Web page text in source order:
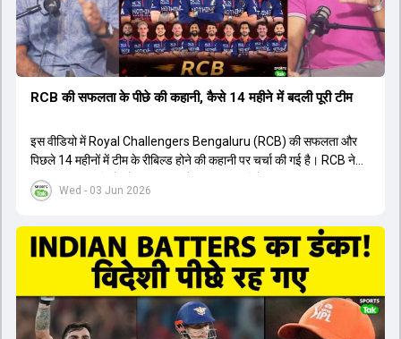
Wed - 03 Jun 2026
RCB की सफलता के पीछे की कहानी, कैसे 14 महीने में बदली पूरी टीम
इस वीडियो में Royal Challengers Bengaluru (RCB) की सफलता और
पिछले 14 महीनों में टीम के रीबिल्ड होने की कहानी पर चर्चा की गई है। RCB ने
अपनी पुरानी गलतियों को स्वीकार करते हुए एक नया रिसेट बटन दबाया। टीम
मैनेजमेंट में Mo Bobat, Andy Flower, Dinesh Karthik और एनालिस्ट
के तहत Bhuvneshwar Kumar, Krunal Pandya और Rasikh Salam
जैसे भारतीय खिलाड़ियों को टीम में शामिल किया गया, जिन्होंने शानदार प्रदर्शन
किया। इसके अलावा, Virat Kohli की भूमिका में भी बदलाव देखा गया, जहां वह
अब टीम के युवा खिलाड़ियों के साथ ज्यादा जुड़े हुए नजर आते हैं। कप्तान Rajat
Patidar के नेतृत्व में टीम का कम्युनिकेशन बहुत स्पष्ट रहा है। एनालिस्ट से लेकर
मैनेजमेंट तक, सभी एक ही पेज पर रहते हैं, जिससे मैदान पर कोई कंफ्यूजन नहीं